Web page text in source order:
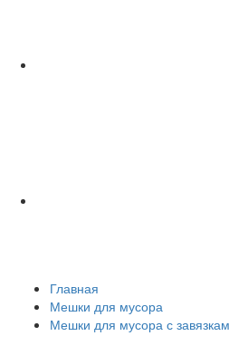
Главная
Мешки для мусора
Мешки для мусора с